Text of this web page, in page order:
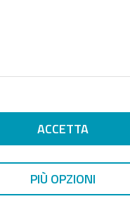
ACCETTA
PIÙ OPZIONI